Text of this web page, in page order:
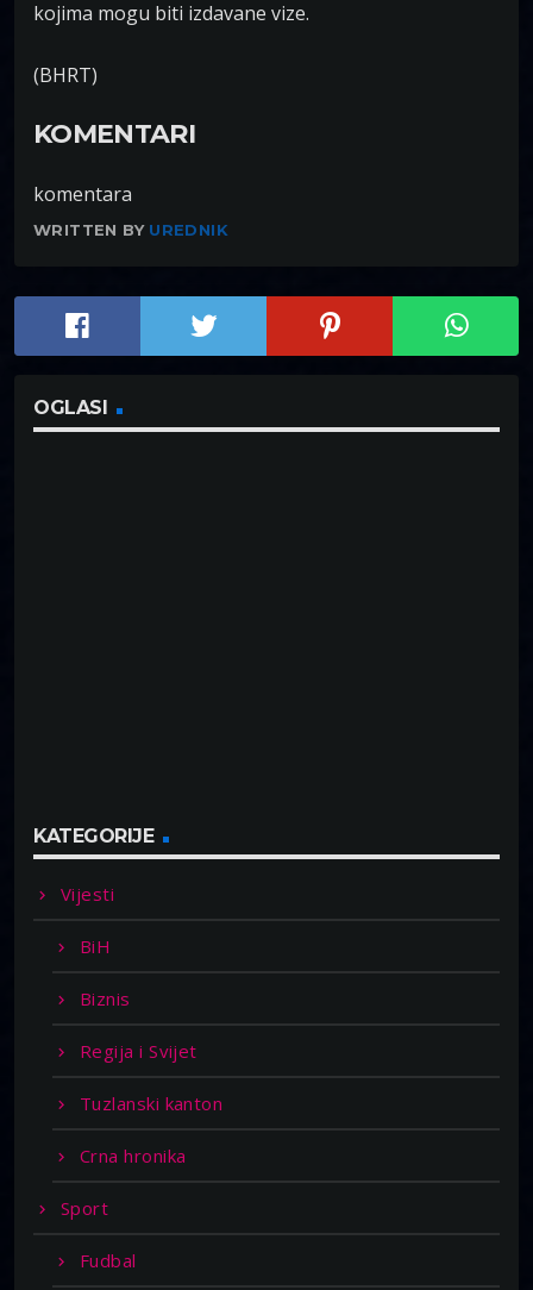
kojima mogu biti izdavane vize.
(BHRT)
KOMENTARI
komentara
WRITTEN BY UREDNIK
OGLASI
KATEGORIJE
Vijesti
BiH
Biznis
Regija i Svijet
Tuzlanski kanton
Crna hronika
Sport
Fudbal